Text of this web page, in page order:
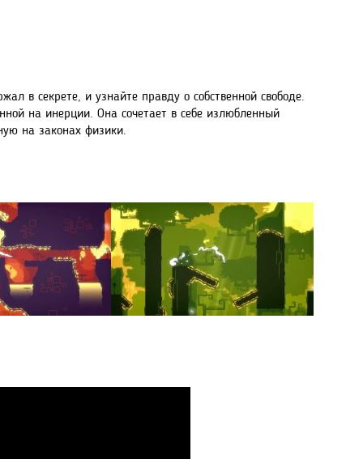
в секрете, и узнайте правду о собственной свободе.
на инерции. Она сочетает в себе излюбленный
на законах физики.